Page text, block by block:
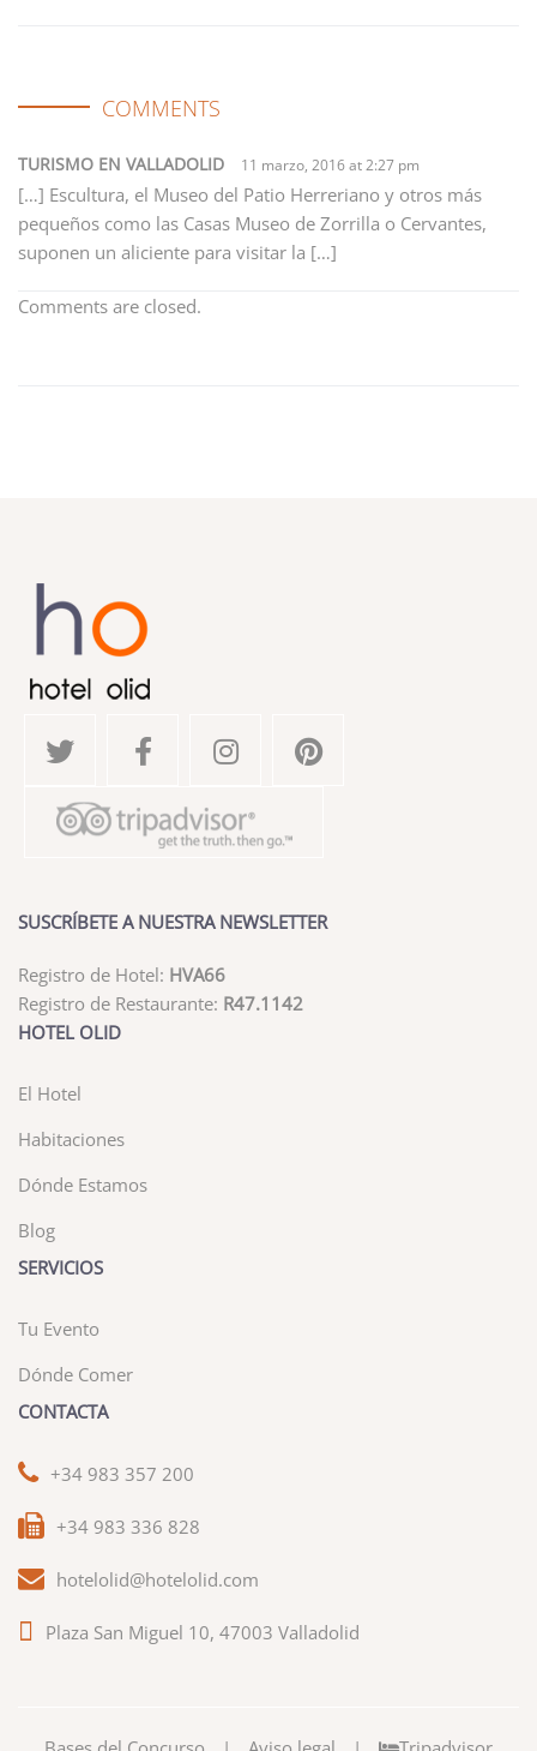
COMMENTS
TURISMO EN VALLADOLID 11 marzo, 2016 at 2:27 pm
[…] Escultura, el Museo del Patio Herreriano y otros más
pequeños como las Casas Museo de Zorrilla o Cervantes,
suponen un aliciente para visitar la […]
Comments are closed.
SUSCRÍBETE A NUESTRA NEWSLETTER
Registro de Hotel: HVA66
Registro de Restaurante: R47.1142
HOTEL OLID
El Hotel
Habitaciones
Dónde Estamos
Blog
SERVICIOS
Tu Evento
Dónde Comer
CONTACTA
+34 983 357 200
+34 983 336 828
hotelolid@hotelolid.com
Plaza San Miguel 10, 47003 Valladolid